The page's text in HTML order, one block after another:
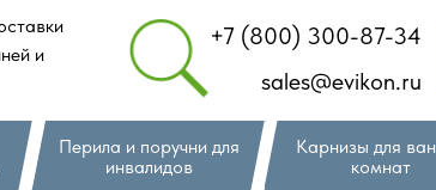
sales@evikon.ru
+7 (800) 300-87-34
Перила и поручни для
инвалидов
и
Карнизы для
комнат